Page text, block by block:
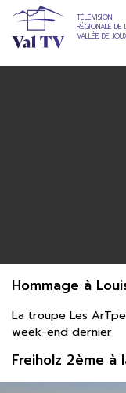
TÉLÉVISION
RÉGIONALE DE
VALLÉE DE
Hommage à
La troupe Les
week-end dernier
Freiholz 2ème à